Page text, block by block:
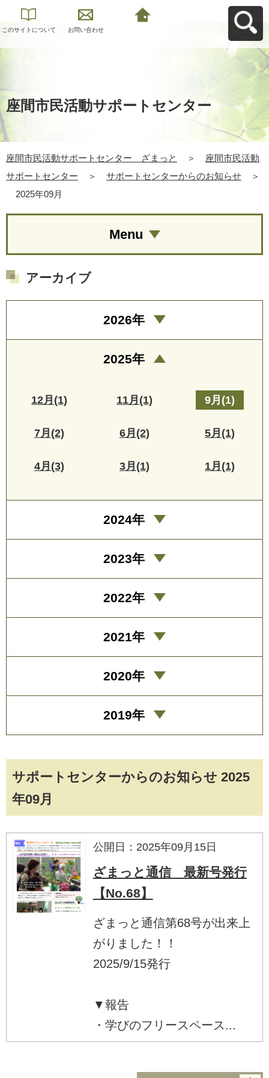
このサイトについて お問い合わせ
座間市民活動サポートセンター
座間市民活動サポートセンター ざまっと ＞
座間市民活動
サポートセンター
＞ サポートセンターからのお知らせ
＞
2025年09月
サポートセンターからのお知らせ 2025
年09月
公開日：2025年09月15日
ざまっと通信 最新号発行
【No.68】
ざまっと通信第68号が出来上
がりました！！
2025/9/15発行
▼報告
・学びのフリースペース...
Menu
アーカイブ
2026年
2025年
12月(1) 11月(1) 9月(1)
7月(2) 6月(2) 5月(1)
4月(3) 3月(1) 1月(1)
2024年
2023年
2022年
2021年
2020年
2019年